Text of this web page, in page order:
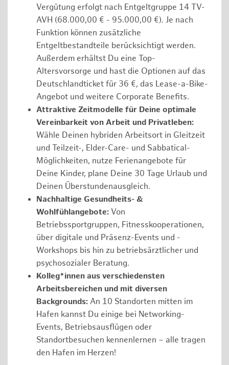
Vergütung erfolgt nach Entgeltgruppe 14 TV-
AVH (68.000,00 € - 95.000,00 €). Je nach
Funktion können zusätzliche
Entgeltbestandteile berücksichtigt werden.
Außerdem erhältst Du eine Top-
Altersvorsorge und hast die Optionen auf das
Deutschlandticket für 36 €, das Lease-a-Bike-
Angebot und weitere Corporate Benefits.
Attraktive Zeitmodelle für Deine optimale
Vereinbarkeit von Arbeit und Privatleben:
Wähle Deinen hybriden Arbeitsort in Gleitzeit
und Teilzeit-, Elder-Care- und Sabbatical-
Möglichkeiten, nutze Ferienangebote für
Deine Kinder, plane Deine 30 Tage Urlaub und
Deinen Überstundenausgleich.
Nachhaltige Gesundheits- &
Wohlfühlangebote: Von
Betriebssportgruppen, Fitnesskooperationen,
über digitale und Präsenz-Events und -
Workshops bis hin zu betriebsärztlicher und
psychosozialer Beratung.
Kolleg*innen aus verschiedensten
Arbeitsbereichen und mit diversen
Backgrounds: An 10 Standorten mitten im
Hafen kannst Du einige bei Networking-
Events, Betriebsausflügen oder
Standortbesuchen kennenlernen – alle tragen
den Hafen im Herzen!